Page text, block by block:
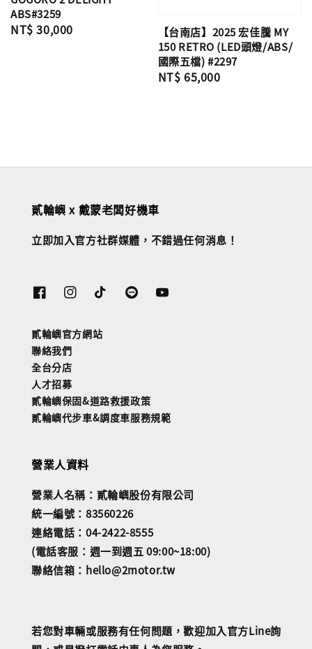
ABS#3259
Regular
NT$ 30,000
【台南店】2025 宏佳騰 MY
150 RETRO (LED頭燈/ABS/
國際五檔) #2297
Regular
NT$ 65,000
貳輪嶼 x 戴蒙老闆好機車
立即加入官方社群媒體，不錯過任何消息！
貳輪嶼官方網站
聯絡我們
全台分店
人才招募
貳輪嶼保固&道路救援政策
貳輪嶼代步車&調度車服務規範
營業人資料
營業人名稱：貳輪嶼股份有限公司
統一編號：83560226
連絡電話：04-2422-8555
(電話客服：週一到週五 09:00~18:00)
聯絡信箱：hello@2motor.tw
若您對車輛或服務有任何問題，歡迎加入官方Line詢